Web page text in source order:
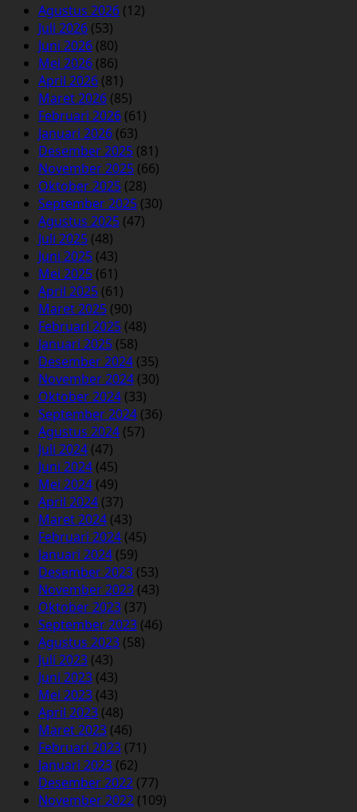
Agustus 2026 (12)
Juli 2026 (53)
Juni 2026 (80)
Mei 2026 (86)
April 2026 (81)
Maret 2026 (85)
Februari 2026 (61)
Januari 2026 (63)
Desember 2025 (81)
November 2025 (66)
Oktober 2025 (28)
September 2025 (30)
Agustus 2025 (47)
Juli 2025 (48)
Juni 2025 (43)
Mei 2025 (61)
April 2025 (61)
Maret 2025 (90)
Februari 2025 (48)
Januari 2025 (58)
Desember 2024 (35)
November 2024 (30)
Oktober 2024 (33)
September 2024 (36)
Agustus 2024 (57)
Juli 2024 (47)
Juni 2024 (45)
Mei 2024 (49)
April 2024 (37)
Maret 2024 (43)
Februari 2024 (45)
Januari 2024 (59)
Desember 2023 (53)
November 2023 (43)
Oktober 2023 (37)
September 2023 (46)
Agustus 2023 (58)
Juli 2023 (43)
Juni 2023 (43)
Mei 2023 (43)
April 2023 (48)
Maret 2023 (46)
Februari 2023 (71)
Januari 2023 (62)
Desember 2022 (77)
November 2022 (109)